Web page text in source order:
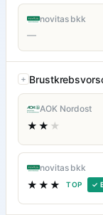
novitas bkk
—
AOK Nordost
★★ ★
novitas bkk
★★★ TOP ✓